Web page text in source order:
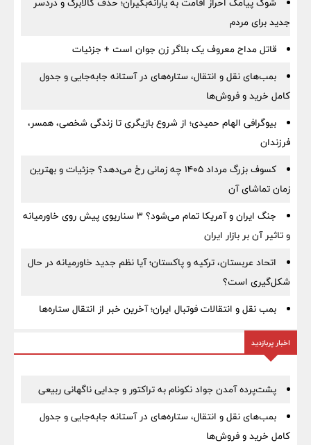
جدید برای مردم
قاتل مداح معروف یک بلاگر زن جوان است + جزئیات
بمب‌های نقل و انتقال، ستاره‌های در آستانه جابه‌جایی و جدول
کامل خرید و فروش‌ها
بیوگرافی الهام حمیدی؛ از شروع بازیگری تا زندگی شخصی، همسر،
فرزندان
کسوف بزرگ مرداد ۱۴۰۵ چه زمانی رخ می‌دهد؟ جزئیات و بهترین
زمان تماشای آن
جنگ ایران و آمریکا تمام می‌شود؟ ۳ سناریوی پیش روی خاورمیانه
و تاثیر آن بر بازار ایران
اتحاد عربستان، ترکیه و پاکستان؛ آیا نظم جدید خاورمیانه در حال
شکل‌گیری است؟
بمب نقل‌ و انتقالات فوتبال ایران؛ آخرین خبر از انتقال ستاره‌ها
اخبار پربازدید
پشت‌پرده آمدن جواد نکونام به تراکتور و جدایی ناگهانی ربیعی
بمب‌های نقل و انتقال، ستاره‌های در آستانه جابه‌جایی و جدول
کامل خرید و فروش‌ها